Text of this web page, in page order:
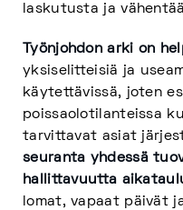
laskutusta ja
Työnjohdon arki on
yksiselitteisiä ja
käytettävissä, joten
poissaolotilanteissa
tarvittavat asiat
seuranta yhdessä
hallittavuutta
lomat, vapaat päivät